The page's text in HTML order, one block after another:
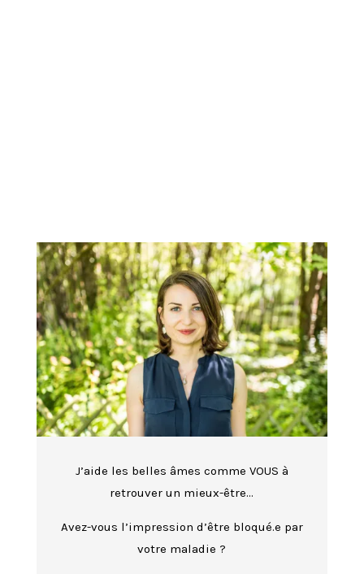
J’aide les belles âmes comme VOUS à
retrouver un mieux-être…
Avez-vous l’impression d’être bloqué.e par
votre maladie ?